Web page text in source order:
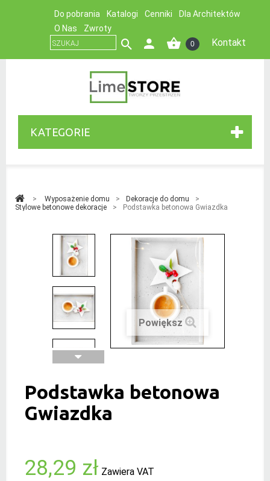
Do pobrania Katalogi Cenniki
Dla Architektów
O Nas
Zwroty
Kontakt
0
KATEGORIE
> Wyposażenie domu > Dekoracje do domu
>
Stylowe betonowe dekoracje
> Podstawka betonowa Gwiazdka
Powiększ
Podstawka betonowa
Gwiazdka
28,29 zł Zawiera VAT